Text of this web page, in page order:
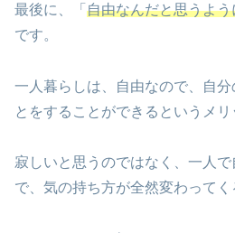
最後に、「 自由なんだと思うよ
です。
一人暮らしは、自由なので、自
とをすることができるというメリ
寂しいと思うのではなく、一人
で、気の持ち方が全然変わってく